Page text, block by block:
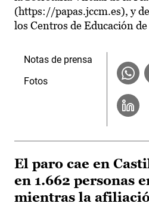
(https://papas.jccm.es), y
los Centros de Educación
Notas de prensa
Fotos
El paro cae en
en 1.662 personas
mientras la